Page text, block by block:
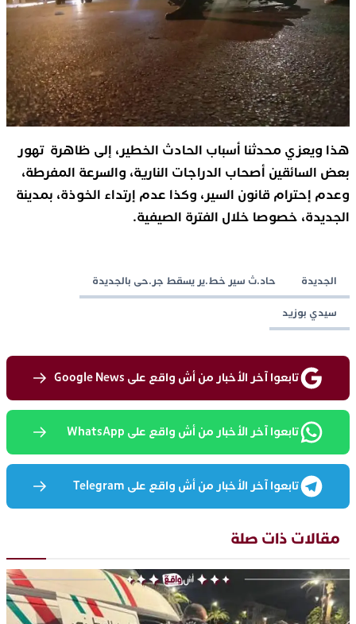
هذا ويعزي محدثنا أسباب الحادث الخطير، إلى ظاهرة تهور
بعض السائقين أصحاب الدراجات النارية، والسرعة المفرطة،
وعدم إحترام قانون السير، وكذا عدم إرتداء الخوذة، بمدينة
الجديدة، خصوصا خلال الفترة الصيفية.
الجديدة حاد.ث سير خط.ير يسقط جر.حى بالجديدة
سيدي بوزيد
تابعوا آخر الأخبار من أش واقع على Google News
تابعوا آخر الأخبار من أش واقع على WhatsApp
تابعوا آخر الأخبار من أش واقع على Telegram
مقالات ذات صلة